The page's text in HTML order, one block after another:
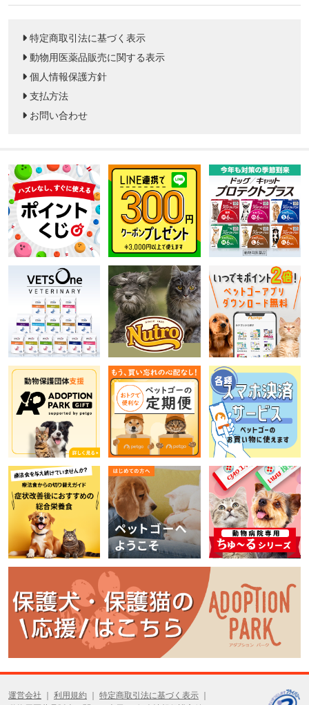
特定商取引法に基づく表示
動物用医薬品販売に関する表示
個人情報保護方針
支払方法
お問い合わせ
運営会社 利用規約
特定商取引法に基づく表示